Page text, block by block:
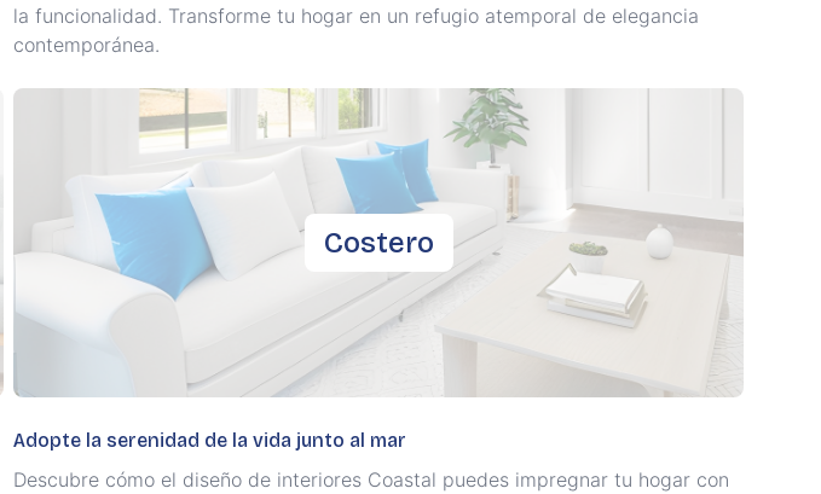
la funcionalidad. Transforme tu hogar en un refugio atemporal de elegancia
contemporánea.
Costero
Adopte la serenidad de la vida junto al mar
Descubre cómo el diseño de interiores Coastal puedes impregnar tu hogar con